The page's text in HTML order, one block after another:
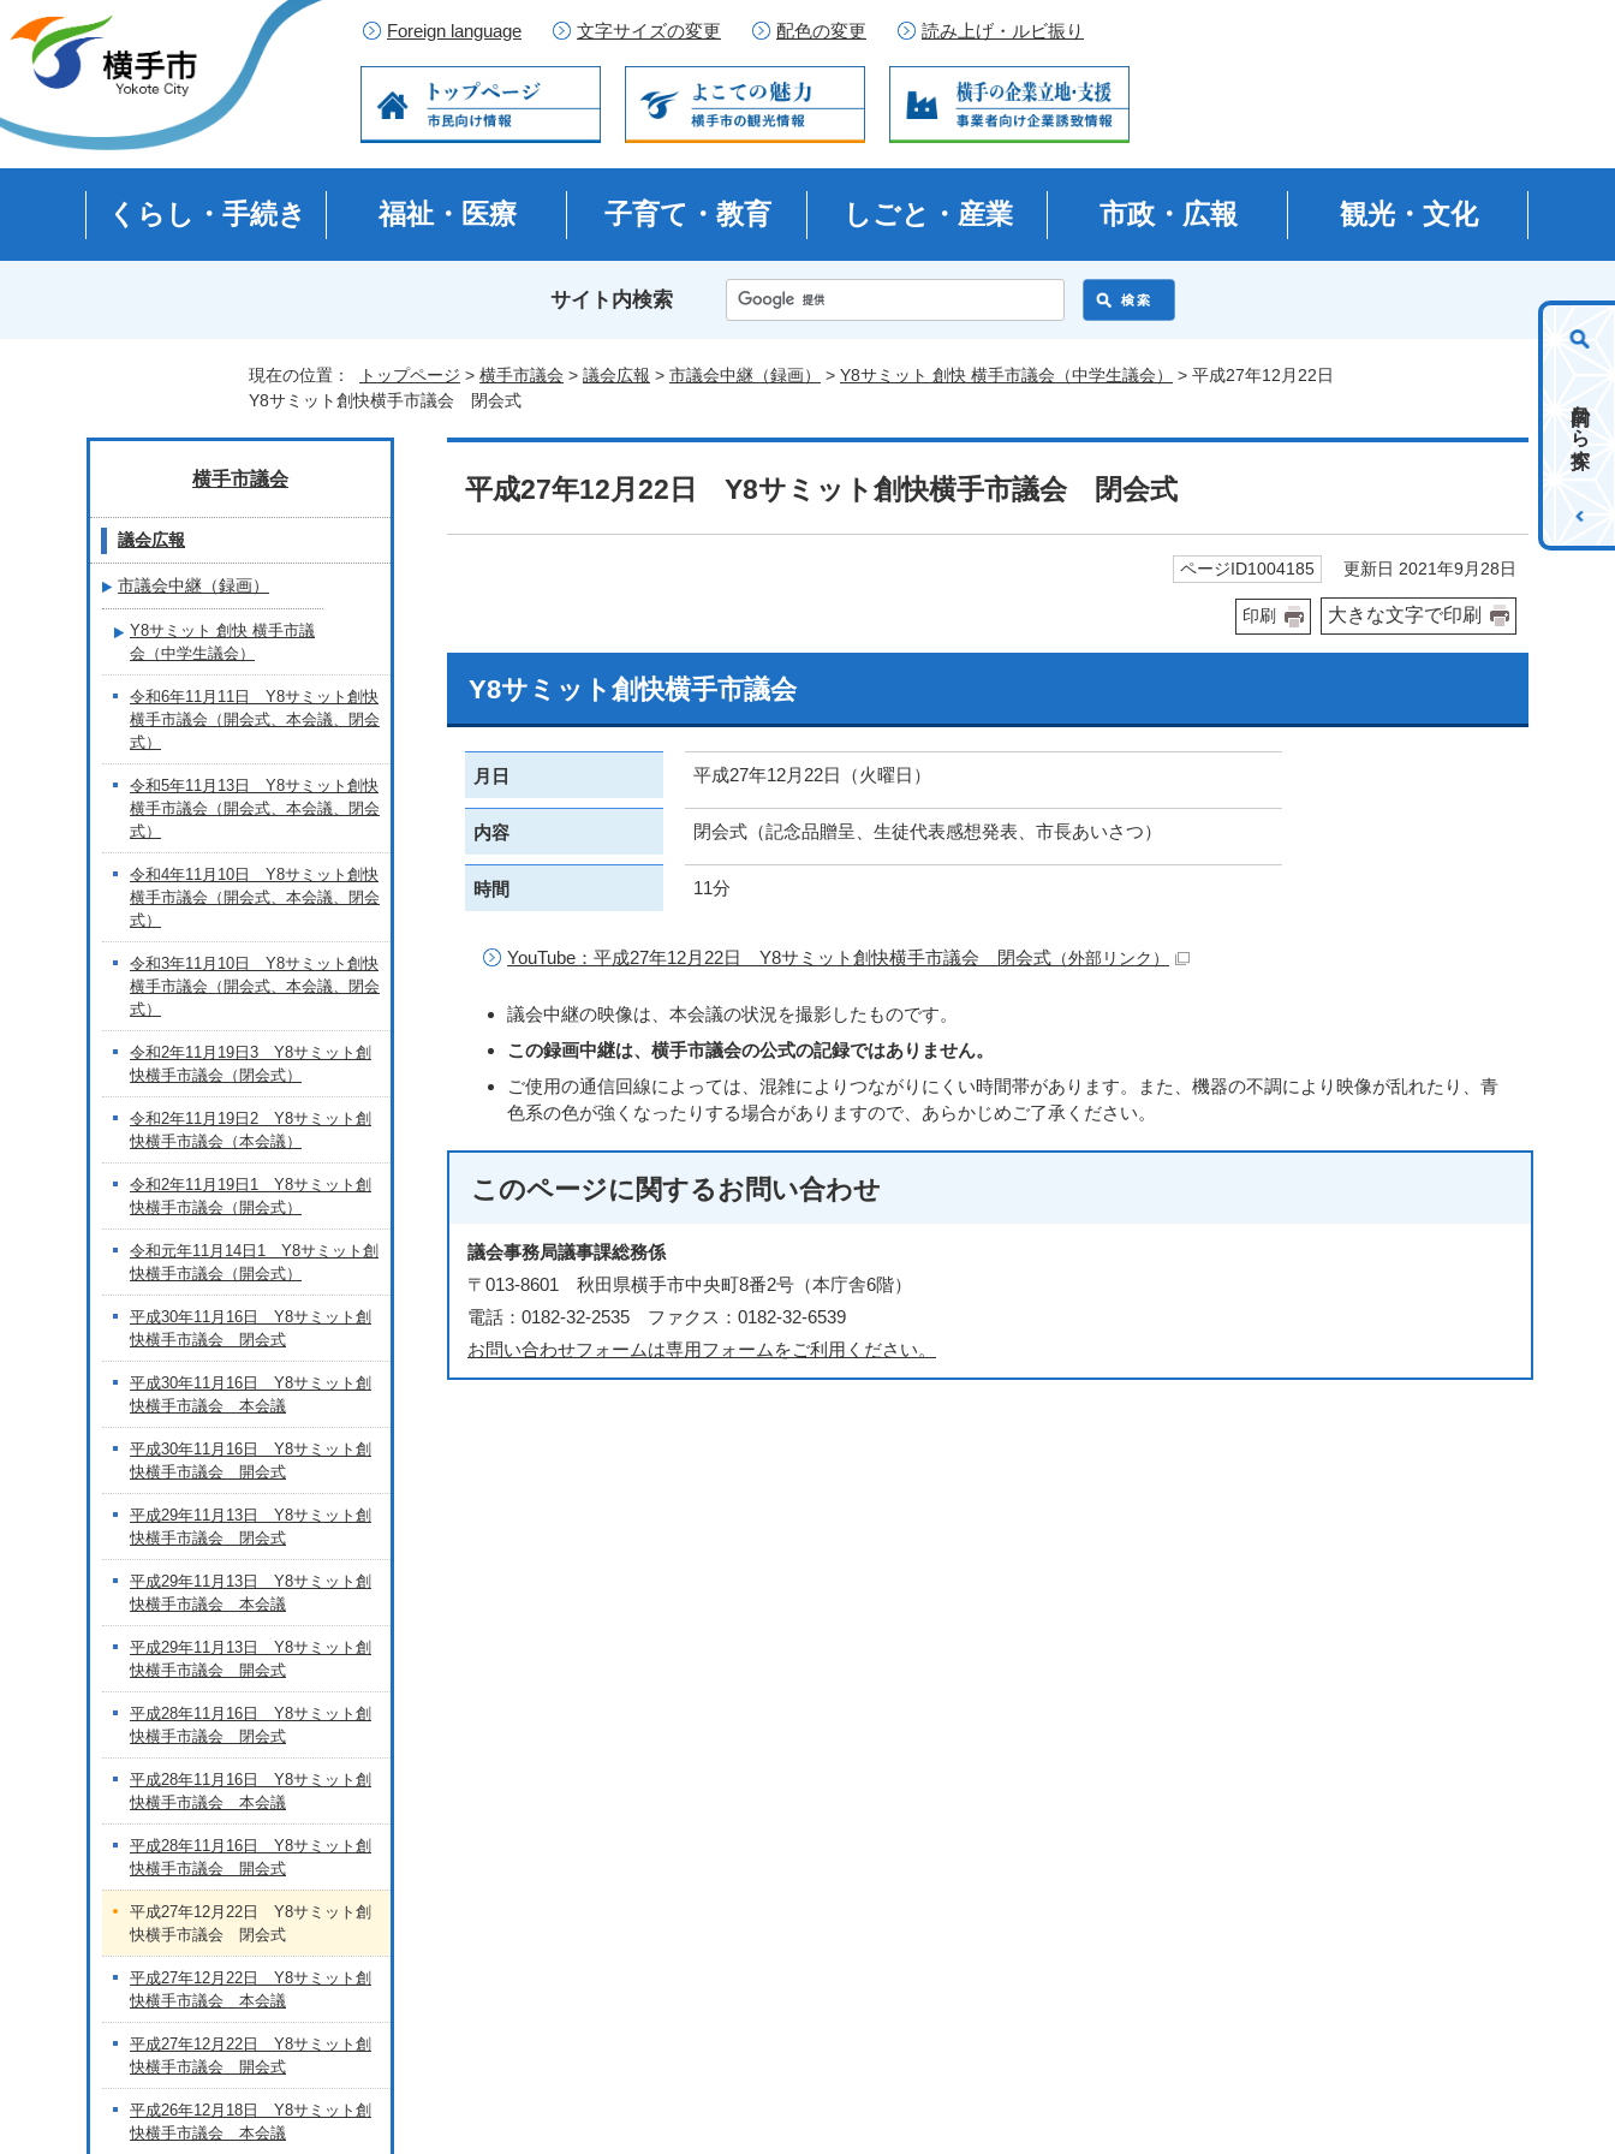
Foreign language 文字サイズの変更 配色の変更 読み上げ・ルビ振り
くらし・手続き 福祉・医療 子育て・教育 しごと・産業 市政・広報 観光・文化
サイト内検索
目的から探す
現在の位置： トップページ > 横手市議会 > 議会広報 > 市議会中継（録画） > Y8サミット 創快 横手市議会（中学生議会）
> 平成27年12月22日
Y8サミット創快横手市議会 閉会式
平成27年12月22日 Y8サミット創快横手市議会 閉会式
ページID1004185 更新日 2021年9月28日
印刷 大きな文字で印刷
Y8サミット創快横手市議会
月日 平成27年12月22日（火曜日）
内容 閉会式（記念品贈呈、生徒代表感想発表、市長あいさつ）
時間 11分
YouTube：平成27年12月22日 Y8サミット創快横手市議会 閉会式 （外部リンク）
議会中継の映像は、本会議の状況を撮影したものです。
この録画中継は、横手市議会の公式の記録ではありません。
ご使用の通信回線によっては、混雑によりつながりにくい時間帯があります。また、機器の不調により映像が乱れたり、青
色系の色が強くなったりする場合がありますので、あらかじめご了承ください。
このページに関するお問い合わせ
議会事務局議事課総務係
〒013-8601 秋田県横手市中央町8番2号（本庁舎6階）
電話：0182-32-2535 ファクス：0182-32-6539
お問い合わせフォームは専用フォームをご利用ください。
横手市議会
議会広報
市議会中継（録画）
Y8サミット 創快 横手市議
会（中学生議会）
令和6年11月11日 Y8サミット創快
横手市議会（開会式、本会議、閉会
式）
令和5年11月13日 Y8サミット創快
横手市議会（開会式、本会議、閉会
式）
令和4年11月10日 Y8サミット創快
横手市議会（開会式、本会議、閉会
式）
令和3年11月10日 Y8サミット創快
横手市議会（開会式、本会議、閉会
式）
令和2年11月19日3 Y8サミット創
快横手市議会（閉会式）
令和2年11月19日2 Y8サミット創
快横手市議会（本会議）
令和2年11月19日1 Y8サミット創
快横手市議会（開会式）
令和元年11月14日1 Y8サミット創
快横手市議会（開会式）
平成30年11月16日 Y8サミット創
快横手市議会 閉会式
平成30年11月16日 Y8サミット創
快横手市議会 本会議
平成30年11月16日 Y8サミット創
快横手市議会 開会式
平成29年11月13日 Y8サミット創
快横手市議会 閉会式
平成29年11月13日 Y8サミット創
快横手市議会 本会議
平成29年11月13日 Y8サミット創
快横手市議会 開会式
平成28年11月16日 Y8サミット創
快横手市議会 閉会式
平成28年11月16日 Y8サミット創
快横手市議会 本会議
平成28年11月16日 Y8サミット創
快横手市議会 開会式
平成27年12月22日 Y8サミット創
快横手市議会 閉会式
平成27年12月22日 Y8サミット創
快横手市議会 本会議
平成27年12月22日 Y8サミット創
快横手市議会 開会式
平成26年12月18日 Y8サミット創
快横手市議会 本会議